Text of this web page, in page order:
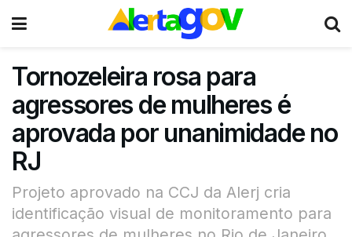
Tornozeleira rosa para
agressores de mulheres é
aprovada por unanimidade no
RJ
Projeto aprovado na CCJ da Alerj cria
identificação visual de monitoramento para